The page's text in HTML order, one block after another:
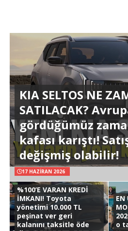
KIA SELTOS NE
SATILACAK?
gördüğümüz
kafası karıştı!
değişmiş olabilir!
17 HAZIRAN 2026
%100’E VARAN KREDİ
İMKANI! Toyota
yönetimi 10.000 TL
peşinat ver geri
kalanını taksitle öde
EN
o